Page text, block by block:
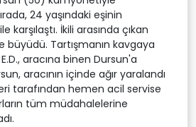
24 yaşındaki eşinin
karşılaştı. İkili arasında çıkan
büyüdü. Tartışmanın kavgaya
aracına binen Dursun'a
aracının içinde ağır yaralandı
tarafından hemen acil servise
tüm müdahalelerine